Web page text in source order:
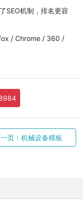
SEO机制，排名更容
/ Chrome / 360 /
页：机械设备模板